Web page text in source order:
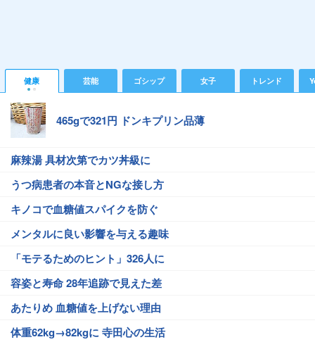
健康 芸能 ゴシップ 女子 トレンド
465gで321円 ドンキプリン品薄
麻辣湯 具材次第でカツ丼級に
うつ病患者の本音とNGな接し方
キノコで血糖値スパイクを防ぐ
メンタルに良い影響を与える趣味
「モテるためのヒント」326人に
容姿と寿命 28年追跡で見えた差
あたりめ 血糖値を上げない理由
体重62kg→82kgに 寺田心の生活